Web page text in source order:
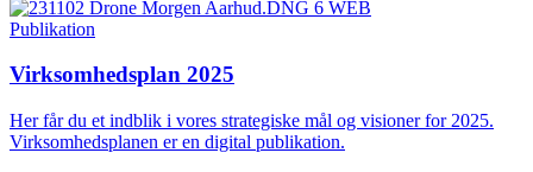
Publikation
Virksomhedsplan 2025
Her får du et indblik i vores strategiske mål og visioner for 2025.
Virksomhedsplanen er en digital publikation.